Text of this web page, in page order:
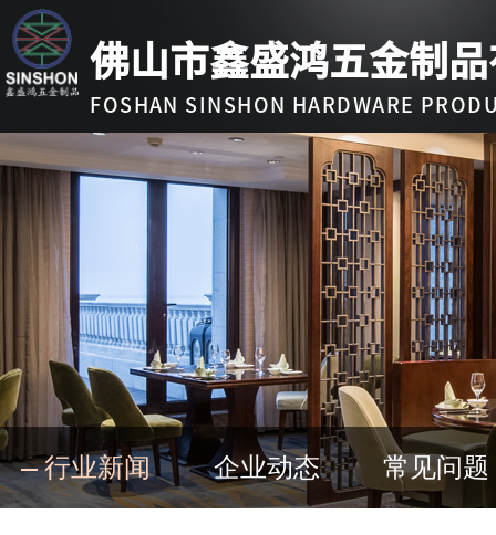
佛山市鑫盛鸿五金制
FOSHAN SINSHON HARDWARE
行业新闻 企业动态 常见问题